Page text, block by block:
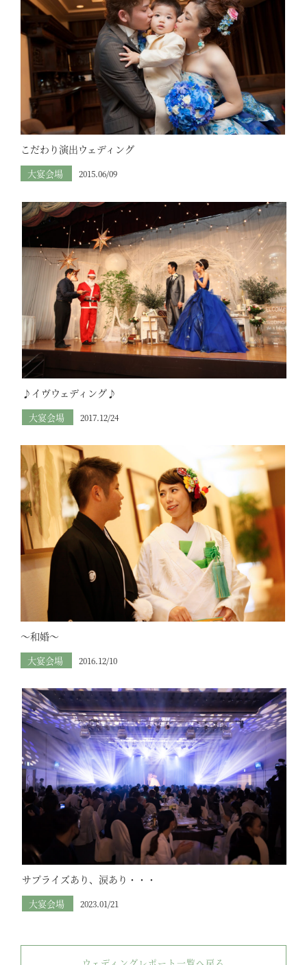
こだわり演出ウェディング
大宴会場 2015.06/09
♪イヴウェディング♪
大宴会場 2017.12/24
～和婚～
大宴会場 2016.12/10
サプライズあり、涙あり・・・
大宴会場 2023.01/21